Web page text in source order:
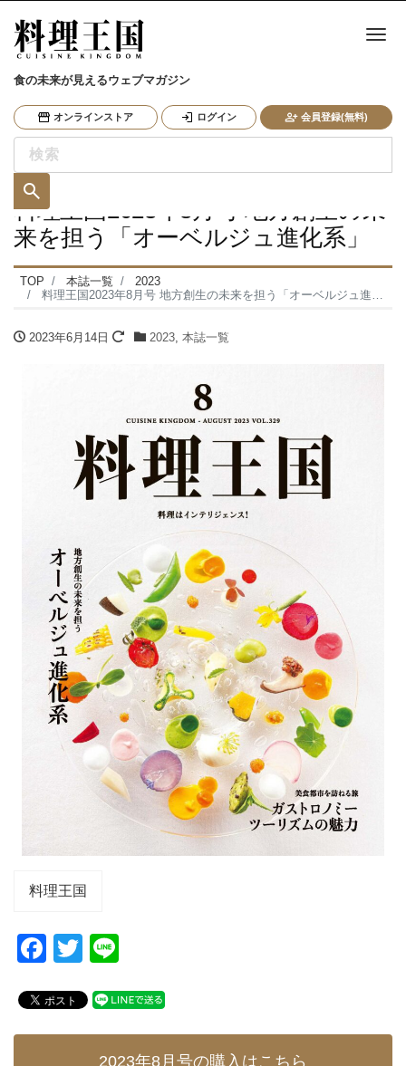
食の未来が見えるウェブマガジン
オンラインストア ログイン 会員登録(無料)
ナ
料理王国2023年8月号 地方創生の未
来を担う「オーベルジュ進化系」
TOP 本誌一覧
2023
料理王国2023年8月号 地方創生の未来を担う「オーベルジュ進化系」
2023年6月14日 2023, 本誌一覧
料理王国
F
c
e
T
tt
er
e
2023年8月号の購入はこちら